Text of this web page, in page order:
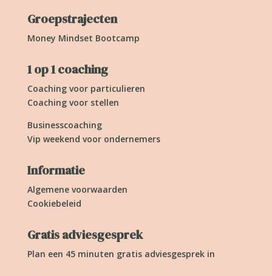
Groepstrajecten
Money Mindset Bootcamp
1 op 1 coaching
Coaching voor particulieren
Coaching voor stellen
Businesscoaching
Vip weekend voor ondernemers
Informatie
Algemene voorwaarden
Cookiebeleid
Gratis adviesgesprek
Plan een 45 minuten gratis adviesgesprek in